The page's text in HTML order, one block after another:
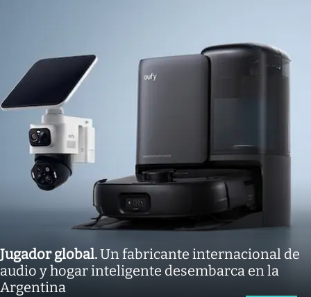
Jugador global.Un fabricante internacional de
audio y hogar inteligente desembarca en la
Argentina